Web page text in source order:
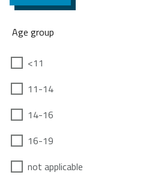
Age group
<11
11-14
14-16
16-19
not applicable